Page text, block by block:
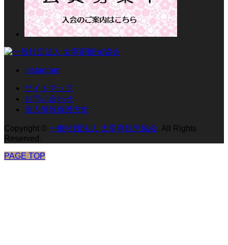
Instagram
サイトマップ
お問い合わせ
個人情報保護方針
Copyright © 一般社団法人 太宰府観光協会. All Rights
Reserved.
PAGE TOP